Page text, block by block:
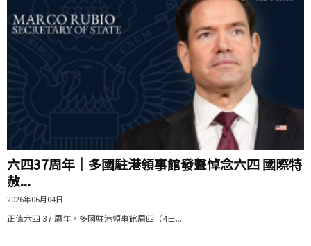
六四37周年｜多國駐港領事館發聲悼念六四 國際特
赦...
2026年06月04日
正值六四 37 周年，多國駐港領事館周四（4日...